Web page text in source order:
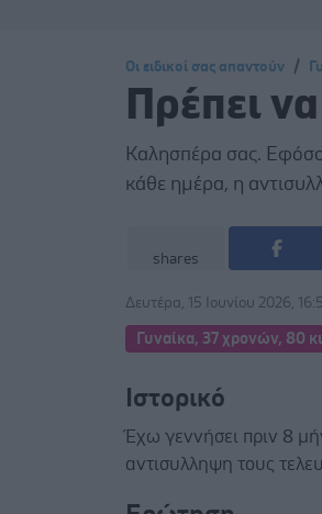
Οι ειδικοί σας απαντούν
Πρέπει
Καλησπέρα σας.
κάθε ημέρα, η
shares
Δευτέρα, 15 Ιουνίου 2026,
Γυναίκα, 37 χρονών, 80
Ιστορικό
Έχω γεννήσει πριν 8
αντισυλληψη τους